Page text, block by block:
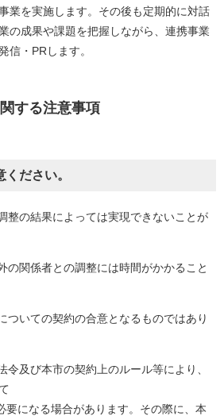
業を実施します。その後も定期的に対話
の成果や課題を把握しながら、連携事業
信・PRします。
する注意事項
ださい。
整の結果によっては実現できないことが
の関係者との調整には時間がかかること
ついての契約の合意となるものではあり
令及び本市の契約上のルール等により、
になる場合があります。その際に、本